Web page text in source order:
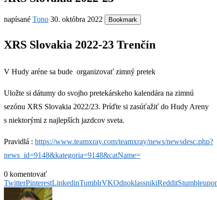
napísané Tono 30. októbra 2022 Bookmark
XRS Slovakia 2022-23 Trenčín
V Hudy aréne sa bude organizovať zimný pretek
Uložte si dátumy do svojho pretekárskeho kalendára na zimnú
sezónu XRS Slovakia 2022/23. Príďte si zasúťažiť do Hudy Areny
s niektorými z najlepších jazdcov sveta.
Pravidlá : https://www.teamxray.com/teamxray/news/newsdesc.php?
news_id=9148&kategoria=9148&catName=
0 komentovať
TwitterPinterestLinkedinTumblrVKOdnoklassnikiReddit